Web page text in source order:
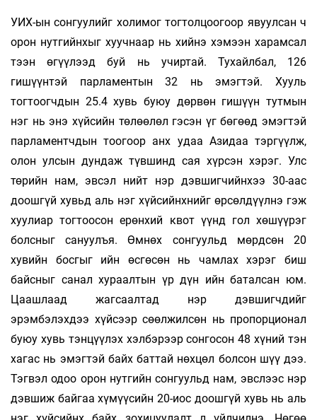
УИХ-ын сонгуулийг холимог тогтолцоогоор явуулсан ч
орон нутгийнхыг хуучнаар нь хийнэ хэмээн харамсал
тээн өгүүлээд буй нь учиртай. Тухайлбал, 126
гишүүнтэй парламентын 32 нь эмэгтэй. Хууль
тогтоогчдын 25.4 хувь буюу дөрвөн гишүүн тутмын
нэг нь энэ хүйсийн төлөөлөл гэсэн үг бөгөөд эмэгтэй
парламентчдын тоогоор анх удаа Азидаа тэргүүлж,
олон улсын дундаж түвшинд сая хүрсэн хэрэг. Улс
төрийн нам, эвсэл нийт нэр дэвшигчийнхээ 30-аас
доошгүй хувьд аль нэг хүйсийнхнийг өрсөлдүүлнэ гэж
хуулиар тогтоосон ерөнхий квот үүнд гол хөшүүрэг
болсныг сануулъя. Өмнөх сонгуульд мөрдсөн 20
хувийн босгыг ийн өсгөсөн нь чамлах хэрэг биш
байсныг санал хураалтын үр дүн ийн баталсан юм.
Цаашлаад жагсаалтад нэр дэвшигчдийг
эрэмбэлэхдээ хүйсээр сөөлжилсөн нь пропорционал
буюу хувь тэнцүүлэх хэлбэрээр сонгосон 48 хүний тэн
хагас нь эмэгтэй байх баттай нөхцөл болсон шүү дээ.
Тэгвэл одоо орон нутгийн сонгуульд нам, эвслээс нэр
дэвшиж байгаа хүмүүсийн 20-иос доошгүй хувь нь аль